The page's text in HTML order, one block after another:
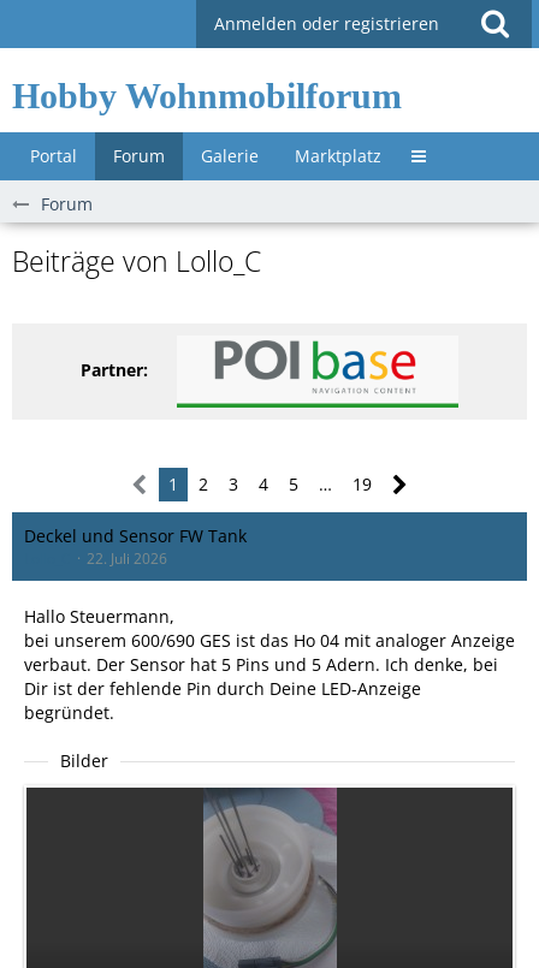
Anmelden oder registrieren
Hobby Wohnmobilforum
Portal Forum Galerie Marktplatz Untermenü »
Forum
Beiträge von Lollo_C
Partner:
1 2 3 4 5 … 19
Deckel und Sensor FW Tank
22. Juli 2026
Hallo Steuermann,
bei unserem 600/690 GES ist das Ho 04 mit analoger Anzeige
verbaut. Der Sensor hat 5 Pins und 5 Adern. Ich denke, bei
Dir ist der fehlende Pin durch Deine LED-Anzeige
begründet.
Bilder